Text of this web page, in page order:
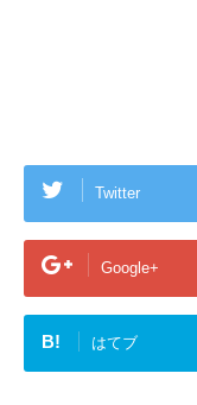
Twitter
Google+
B! はてブ